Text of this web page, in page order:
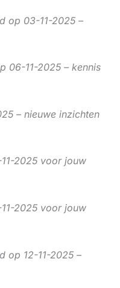
op 03-11-2025 –
06-11-2025 – kennis
– nieuwe inzichten
2025 voor jouw
2025 voor jouw
op 12-11-2025 –